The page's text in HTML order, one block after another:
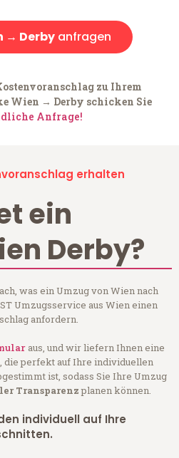
→ Derby anfragen
zu Ihrem
Wien → Derby schicken Sie
Anfrage!
erhalten
ein
Derby?
was ein Umzug von Wien nach
Umzugsservice aus Wien einen
anfordern.
aus, und wir liefern Ihnen eine
, die perfekt auf Ihre individuellen
ist, sodass Sie Ihre Umzug
Transparenzplanen können.
individuell auf Ihre